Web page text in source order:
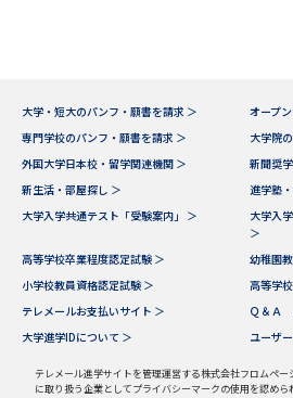
大学・短大のパンフ・願書を請求 ＞
オープ
専門学校のパンフ・願書を請求 ＞
大学院
外国大学日本校・留学関連機関 ＞
新聞奨
新生活・部屋探し ＞
進学塾
大学入学共通テスト「受験案内」 ＞
大学入
＞
高等学校卒業程度認定試験 ＞
幼稚園
小学校教員資格認定試験 ＞
高等学
テレメールお支払いサイト ＞
Ｑ＆Ａ
大学進学IDについて ＞
ユーザ
テレメール進学サイトを管理運営する株式会社フロムペ
に取り扱う企業としてプライバシーマークの使用を認めら